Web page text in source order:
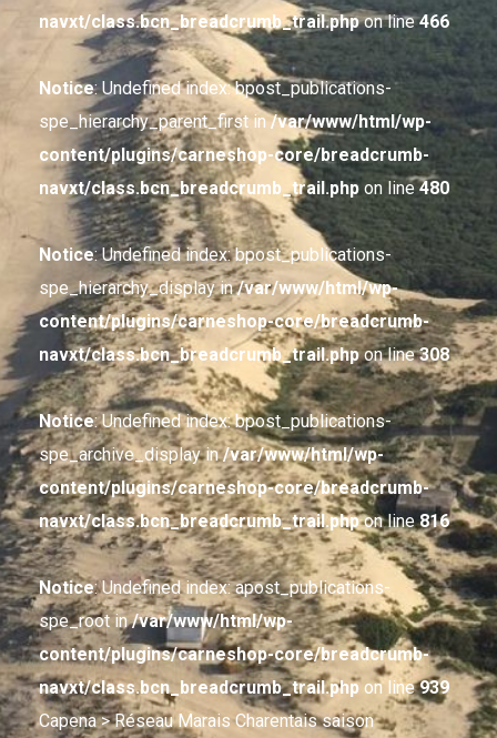
navxt/class.bcn_breadcrumb_trail.phpon line466
Notice: Undefined index: bpost_publications-
spe_hierarchy_parent_first in/var/www/html/wp-
content/plugins/carneshop-core/breadcrumb-
navxt/class.bcn_breadcrumb_trail.php on line480
Notice: Undefined index: bpost_publications-
spe_hierarchy_display in/var/www/html/wp-
content/plugins/carneshop-core/breadcrumb-
navxt/class.bcn_breadcrumb_trail.phpon line308
Notice: Undefined index: bpost_publications-
spe_archive_display in/var/www/html/wp-
content/plugins/carneshop-core/breadcrumb-
navxt/class.bcn_breadcrumb_trail.phpon line816
Notice: Undefined index: apost_publications-
spe_root in/var/www/html/wp-
content/plugins/carneshop-core/breadcrumb-
navxt/class.bcn_breadcrumb_trail.phpon line939
Capena> Réseau Marais Charentais saison